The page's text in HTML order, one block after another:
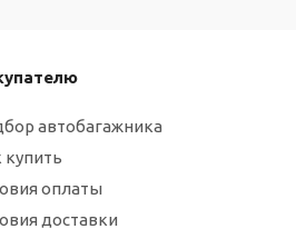
автобагажника
купить
оплаты
доставки